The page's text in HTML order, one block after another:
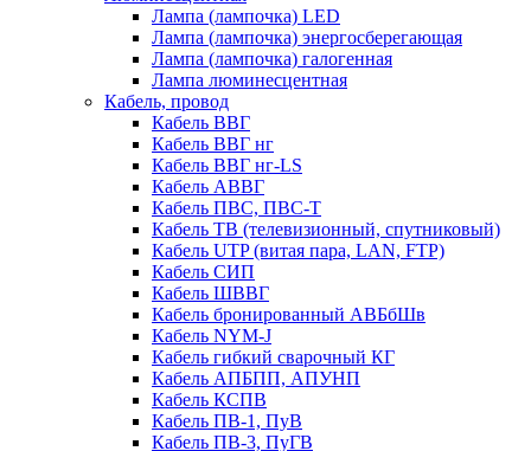
Лампа (лампочка) LED
Лампа (лампочка) энергосберегающая
Лампа (лампочка) галогенная
Лампа люминесцентная
Кабель, провод
Кабель ВВГ
Кабель ВВГ нг
Кабель ВВГ нг-LS
Кабель АВВГ
Кабель ПВС, ПВС-Т
Кабель ТВ (телевизионный, спутниковый)
Кабель UTP (витая пара, LAN, FTP)
Кабель СИП
Кабель ШВВГ
Кабель бронированный АВБбШв
Кабель NYM-J
Кабель гибкий сварочный КГ
Кабель АПБПП, АПУНП
Кабель КСПВ
Кабель ПВ-1, ПуВ
Кабель ПВ-3, ПуГВ